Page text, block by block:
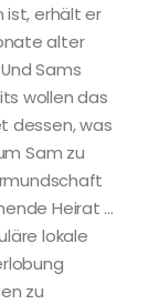
ist, erhält er
alter
Sams
wollen das
dessen, was
Sam zu
Heirat …
lokale
zu